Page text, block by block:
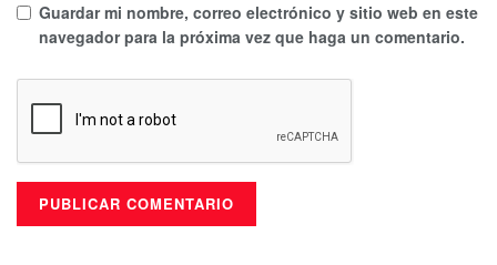
Guardar mi nombre, correo electrónico y sitio web en este
navegador para la próxima vez que haga un comentario.